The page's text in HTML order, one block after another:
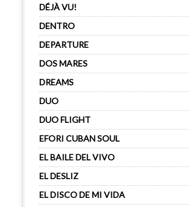
DÉJÀ VU!
DENTRO
DEPARTURE
DOS MARES
DREAMS
DUO
DUO FLIGHT
EFORI CUBAN SOUL
EL BAILE DEL VIVO
EL DESLIZ
EL DISCO DE MI VIDA